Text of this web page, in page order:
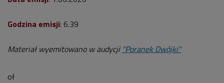
Godzina emisji: 6.39
Materiał wyemitowano w audycji "Poranek Dwójki"
oł